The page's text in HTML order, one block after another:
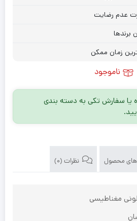
عدم رضایت
برندها
زمان ممکن
ناموجود
سفارش تکی به دسته بندی
های محصول نظرات (0)
مغناطیسی